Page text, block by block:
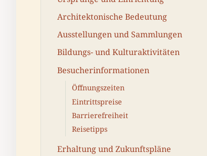
Architektonische Bedeutung
Ausstellungen und Sammlungen
Bildungs- und Kulturaktivitäten
Besucherinformationen
Öffnungszeiten
Eintrittspreise
Barrierefreiheit
Reisetipps
Erhaltung und Zukunftspläne